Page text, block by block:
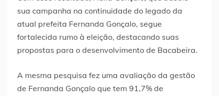
sua campanha na continuidade do legado da
atual prefeita Fernanda Gonçalo, segue
fortalecida rumo à eleição, destacando suas
propostas para o desenvolvimento de Bacabeira.
A mesma pesquisa fez uma avaliação da gestão
de Fernanda Gonçalo que tem 91,7% de